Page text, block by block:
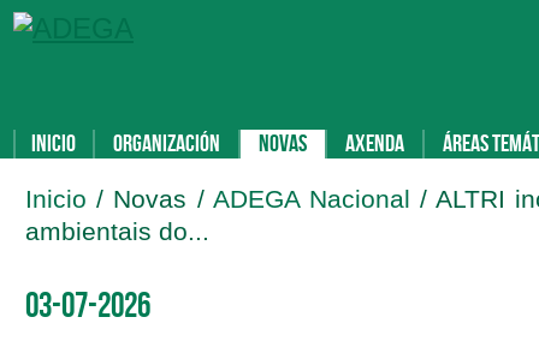
Inicio Organización Novas Axenda Áreas
Inicio / Novas / ADEGA Nacional/ ALTRI
ambientais do...
03-07-2026